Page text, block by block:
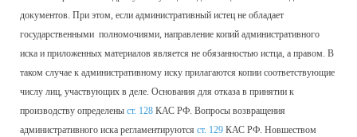
документов. При этом, если административный истец не обладает
государственными полномочиями, направление копий административного
иска и приложенных материалов является не обязанностью истца, а правом. В
таком случае к административному иску прилагаются копии соответствующие
числу лиц, участвующих в деле. Основания для отказа в принятии к
производству определены ст. 128 КАС РФ. Вопросы возвращения
административного иска регламентируются ст. 129 КАС РФ. Новшеством